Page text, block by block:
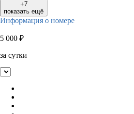
+7
показать ещё
Информация о номере
5 000 ₽
за сутки